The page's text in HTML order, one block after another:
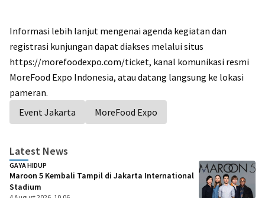
Informasi lebih lanjut mengenai agenda kegiatan dan
registrasi kunjungan dapat diakses melalui situs
https://morefoodexpo.com/ticket, kanal komunikasi resmi
MoreFood Expo Indonesia, atau datang langsung ke lokasi
pameran.
Event Jakarta
MoreFood Expo
Latest News
GAYA HIDUP
Maroon 5 Kembali Tampil di Jakarta International
Stadium